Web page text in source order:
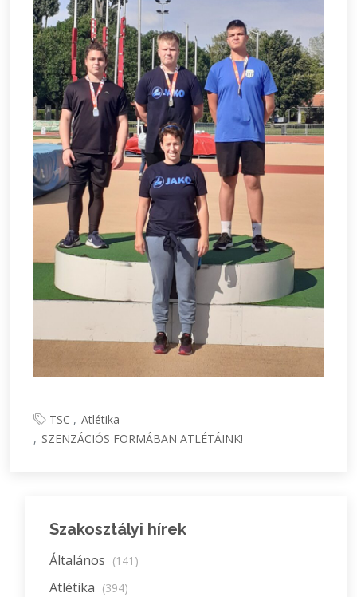
TSC
Atlétika
SZENZÁCIÓS FORMÁBAN ATLÉTÁINK!
Szakosztályi hírek
Általános (141)
Atlétika (394)